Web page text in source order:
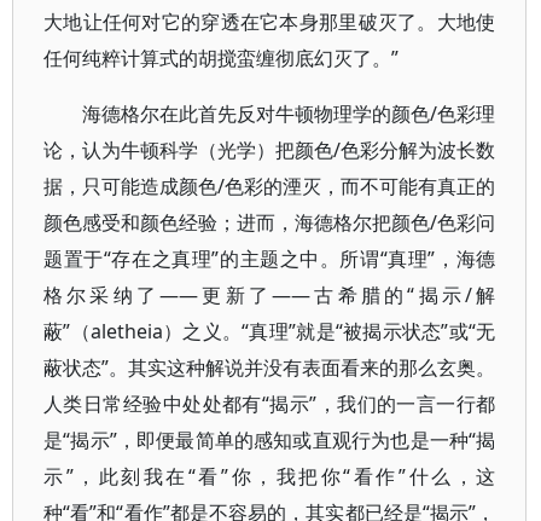
大地让任何对它的穿透在它本身那里破灭了。大地使
任何纯粹计算式的胡搅蛮缠彻底幻灭了。”
海德格尔在此首先反对牛顿物理学的颜色/色彩理
论，认为牛顿科学（光学）把颜色/色彩分解为波长数
据，只可能造成颜色/色彩的湮灭，而不可能有真正的
颜色感受和颜色经验；进而，海德格尔把颜色/色彩问
题置于“存在之真理”的主题之中。所谓“真理”，海德
格尔采纳了——更新了——古希腊的“揭示/解
蔽”（aletheia）之义。“真理”就是“被揭示状态”或“无
蔽状态”。其实这种解说并没有表面看来的那么玄奥。
人类日常经验中处处都有“揭示”，我们的一言一行都
是“揭示”，即便最简单的感知或直观行为也是一种“揭
示”，此刻我在“看”你，我把你“看作”什么，这
种“看”和“看作”都是不容易的，其实都已经是“揭示”，